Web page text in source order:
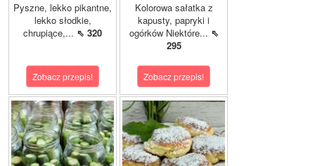
Pyszne, lekko pikantne,
lekko słodkie,
chrupiące,... ⇖ 320
Zobacz przepis!
Kolorowa sałatka z
kapusty, papryki i
ogórków Niektóre... ⇖
295
Zobacz przepis!